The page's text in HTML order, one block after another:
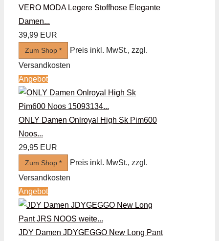
VERO MODA Legere Stoffhose Elegante
Damen...
39,99 EUR
Zum Shop *
Preis inkl. MwSt., zzgl.
Versandkosten
Angebot
ONLY Damen Onlroyal High Sk Pim600
Noos...
29,95 EUR
Zum Shop *
Preis inkl. MwSt., zzgl.
Versandkosten
Angebot
JDY Damen JDYGEGGO New Long Pant